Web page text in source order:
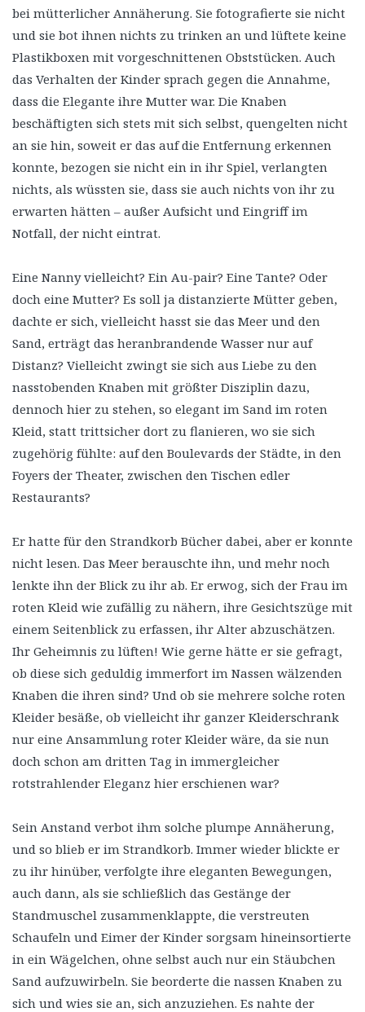
bei mütterlicher Annäherung. Sie fotografierte sie nicht
und sie bot ihnen nichts zu trinken an und lüftete keine
Plastikboxen mit vorgeschnittenen Obststücken. Auch
das Verhalten der Kinder sprach gegen die Annahme,
dass die Elegante ihre Mutter war. Die Knaben
beschäftigten sich stets mit sich selbst, quengelten nicht
an sie hin, soweit er das auf die Entfernung erkennen
konnte, bezogen sie nicht ein in ihr Spiel, verlangten
nichts, als wüssten sie, dass sie auch nichts von ihr zu
erwarten hätten – außer Aufsicht und Eingriff im
Notfall, der nicht eintrat.
Eine Nanny vielleicht? Ein Au-pair? Eine Tante? Oder
doch eine Mutter? Es soll ja distanzierte Mütter geben,
dachte er sich, vielleicht hasst sie das Meer und den
Sand, erträgt das heranbrandende Wasser nur auf
Distanz? Vielleicht zwingt sie sich aus Liebe zu den
nasstobenden Knaben mit größter Disziplin dazu,
dennoch hier zu stehen, so elegant im Sand im roten
Kleid, statt trittsicher dort zu flanieren, wo sie sich
zugehörig fühlte: auf den Boulevards der Städte, in den
Foyers der Theater, zwischen den Tischen edler
Restaurants?
Er hatte für den Strandkorb Bücher dabei, aber er konnte
nicht lesen. Das Meer berauschte ihn, und mehr noch
lenkte ihn der Blick zu ihr ab. Er erwog, sich der Frau im
roten Kleid wie zufällig zu nähern, ihre Gesichtszüge mit
einem Seitenblick zu erfassen, ihr Alter abzuschätzen.
Ihr Geheimnis zu lüften! Wie gerne hätte er sie gefragt,
ob diese sich geduldig immerfort im Nassen wälzenden
Knaben die ihren sind? Und ob sie mehrere solche roten
Kleider besäße, ob vielleicht ihr ganzer Kleiderschrank
nur eine Ansammlung roter Kleider wäre, da sie nun
doch schon am dritten Tag in immergleicher
rotstrahlender Eleganz hier erschienen war?
Sein Anstand verbot ihm solche plumpe Annäherung,
und so blieb er im Strandkorb. Immer wieder blickte er
zu ihr hinüber, verfolgte ihre eleganten Bewegungen,
auch dann, als sie schließlich das Gestänge der
Standmuschel zusammenklappte, die verstreuten
Schaufeln und Eimer der Kinder sorgsam hineinsortierte
in ein Wägelchen, ohne selbst auch nur ein Stäubchen
Sand aufzuwirbeln. Sie beorderte die nassen Knaben zu
sich und wies sie an, sich anzuziehen. Es nahte der